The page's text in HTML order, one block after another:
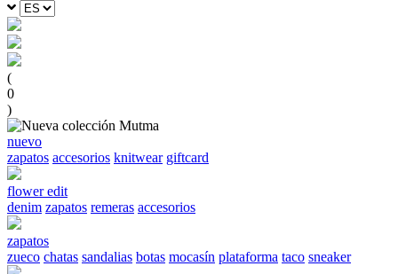
(
0
)
nuevo
zapatos accesorios knitwear giftcard
flower edit
denim zapatos remeras accesorios
zapatos
zueco chatas sandalias botas mocasín plataforma taco sneaker